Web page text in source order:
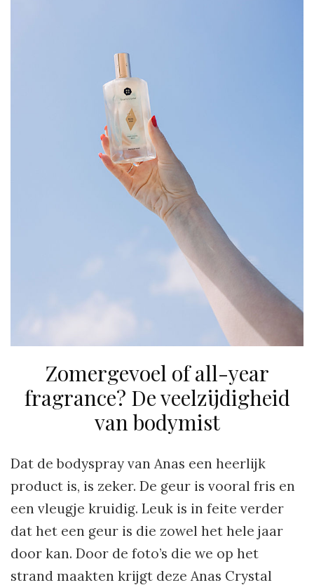
Zomergevoel of all-year
fragrance? De veelzijdigheid
van bodymist
Dat de bodyspray van Anas een heerlijk
product is, is zeker. De geur is vooral fris en
een vleugje kruidig. Leuk is in feite verder
dat het een geur is die zowel het hele jaar
door kan. Door de foto’s die we op het
strand maakten krijgt deze Anas Crystal